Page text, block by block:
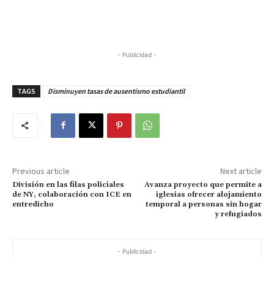
- Publicidad -
TAGS Disminuyen tasas de ausentismo estudiantil
Previous article
División en las filas policiales
de NY, colaboración con ICE en
entredicho
Next article
Avanza proyecto que permite a
iglesias ofrecer alojamiento
temporal a personas sin hogar
y refugiados
- Publicidad -